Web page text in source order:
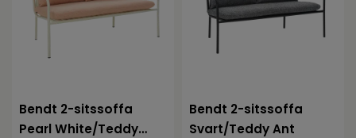
Bendt 2-sitssoffa
Pearl White/Teddy
Bendt 2-sitssoffa
Svart/Teddy Ant